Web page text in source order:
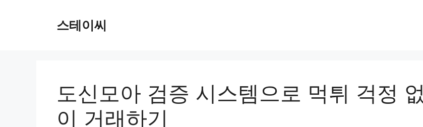
스테이씨
도신모아 검증 시스템으로 먹튀 걱정 없
이 거래하기